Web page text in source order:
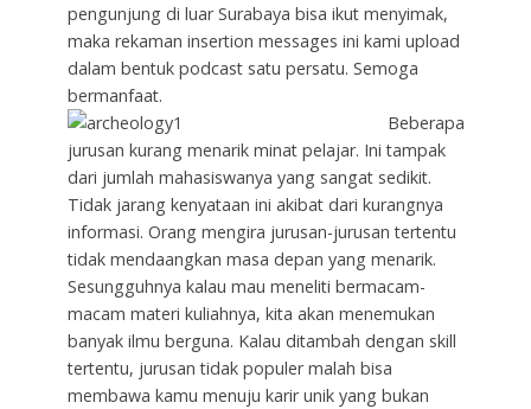
pengunjung di luar Surabaya bisa ikut menyimak,
maka rekaman insertion messages ini kami upload
dalam bentuk podcast satu persatu. Semoga
bermanfaat.
Beberapa
jurusan kurang menarik minat pelajar. Ini tampak
dari jumlah mahasiswanya yang sangat sedikit.
Tidak jarang kenyataan ini akibat dari kurangnya
informasi. Orang mengira jurusan-jurusan tertentu
tidak mendaangkan masa depan yang menarik.
Sesungguhnya kalau mau meneliti bermacam-
macam materi kuliahnya, kita akan menemukan
banyak ilmu berguna. Kalau ditambah dengan skill
tertentu, jurusan tidak populer malah bisa
membawa kamu menuju karir unik yang bukan